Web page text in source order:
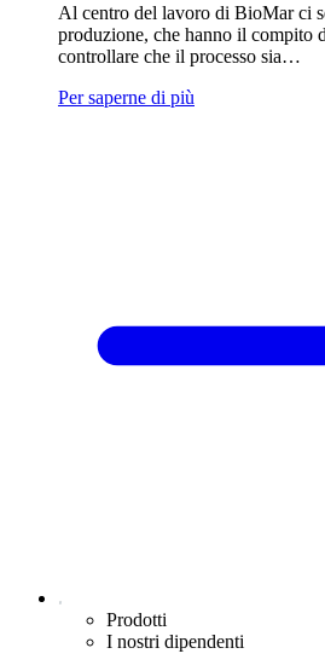
Al centro del lavoro di BioMar ci
produzione, che hanno il compito
controllare che il processo sia…
Per saperne di più
Prodotti
I nostri dipendenti